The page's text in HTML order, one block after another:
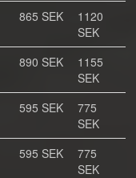
865 SEK
1120
SEK
890 SEK
1155
SEK
595 SEK
775
SEK
595 SEK
775
SEK